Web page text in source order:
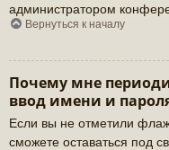
администратором
Вернуться к началу
Почему мне
ввод имени и
Если вы не отметили
сможете оставаться под